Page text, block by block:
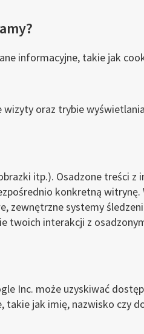
informacyjne, takie jak
oraz trybie
itp.). Osadzone treści z
konkretną witrynę.
zewnętrzne systemy
twoich interakcji z
Inc. może uzyskiwać
jak imię, nazwisko czy